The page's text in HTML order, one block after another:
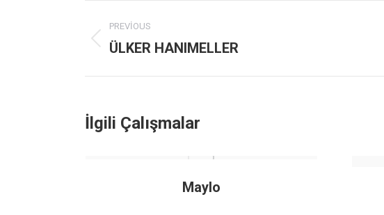
Project
navigation
PREVIOUS
Previous
ÜLKER HANIMELLER
İlgili Çalışmalar
Maylo